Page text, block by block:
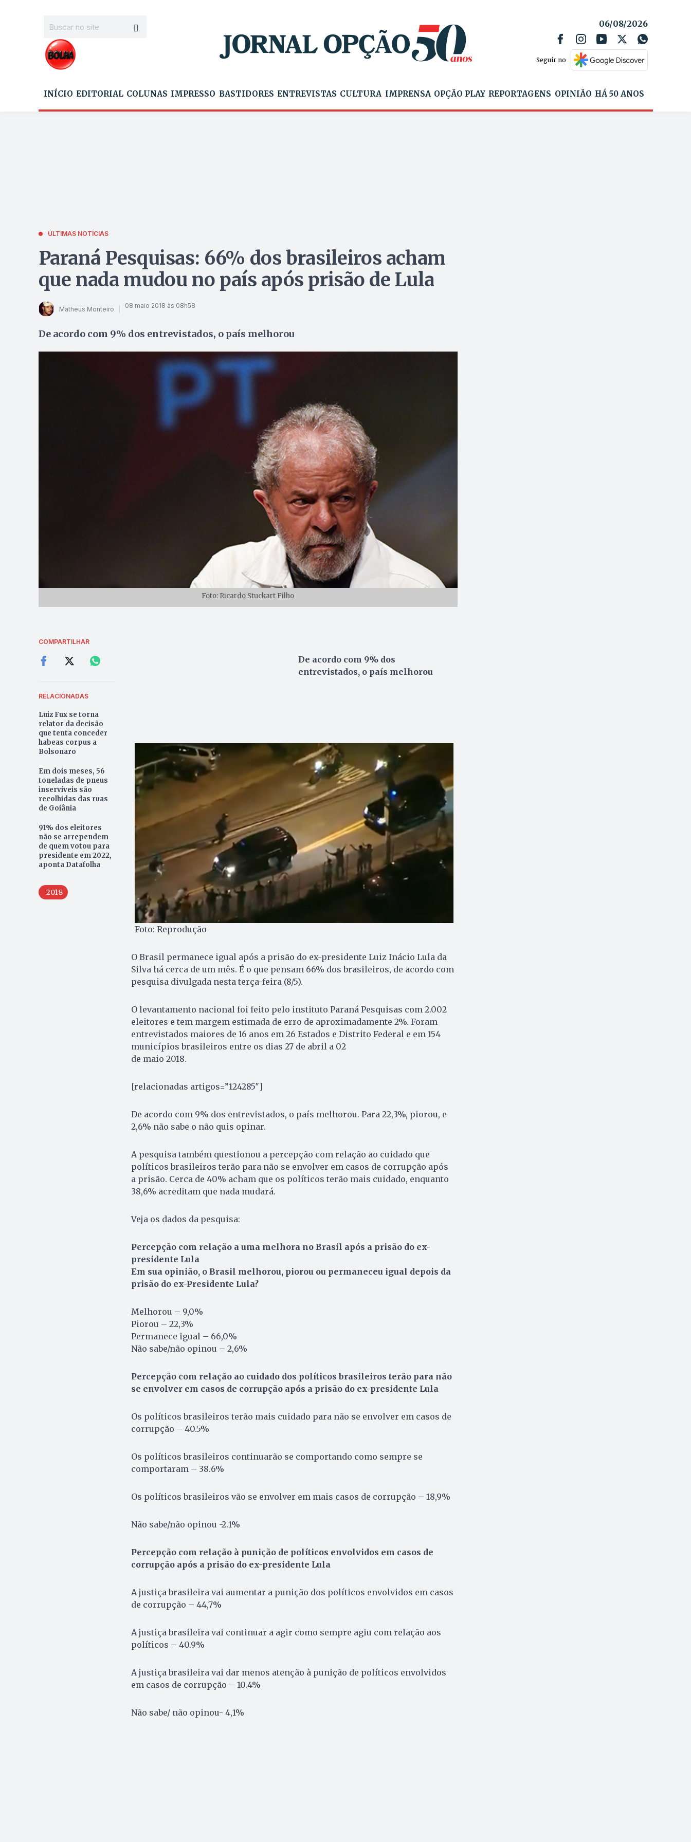
06/08/2026
Seguir no
INÍCIO EDITORIAL COLUNAS IMPRESSO BASTIDORES ENTREVISTAS CULTURA IMPRENSA OPÇÃO PLAY REPORTAGENS OPINIÃO HÁ 50 ANOS
ÚLTIMAS NOTÍCIAS
Paraná Pesquisas: 66% dos brasileiros acham
que nada mudou no país após prisão de Lula
Matheus Monteiro 08 maio 2018 às 08h58
De acordo com 9% dos entrevistados, o país melhorou
Foto: Ricardo Stuckart Filho
COMPARTILHAR
RELACIONADAS
Luiz Fux se torna
relator da decisão
que tenta conceder
habeas corpus a
Bolsonaro
Em dois meses, 56
toneladas de pneus
inservíveis são
recolhidas das ruas
de Goiânia
91% dos eleitores
não se arrependem
de quem votou para
presidente em 2022,
aponta Datafolha
2018
De acordo com 9% dos
entrevistados, o país melhorou
Foto: Reprodução
O Brasil permanece igual após a prisão do ex-presidente Luiz Inácio Lula da
Silva há cerca de um mês. É o que pensam 66% dos brasileiros, de acordo com
pesquisa divulgada nesta terça-feira (8/5).
O levantamento nacional foi feito pelo instituto Paraná Pesquisas com 2.002
eleitores e tem margem estimada de erro de aproximadamente 2%. Foram
entrevistados maiores de 16 anos em 26 Estados e Distrito Federal e em 154
municípios brasileiros entre os dias 27 de abril a 02
de maio 2018.
[relacionadas artigos=”124285″]
De acordo com 9% dos entrevistados, o país melhorou. Para 22,3%, piorou, e
2,6% não sabe o não quis opinar.
A pesquisa também questionou a percepção com relação ao cuidado que
políticos brasileiros terão para não se envolver em casos de corrupção após
a prisão. Cerca de 40% acham que os políticos terão mais cuidado, enquanto
38,6% acreditam que nada mudará.
Veja os dados da pesquisa:
Percepção com relação a uma melhora no Brasil após a prisão do ex-
presidente Lula
Em sua opinião, o Brasil melhorou, piorou ou permaneceu igual depois da
prisão do ex-Presidente Lula?
Melhorou – 9,0%
Piorou – 22,3%
Permanece igual – 66,0%
Não sabe/não opinou – 2,6%
Percepção com relação ao cuidado dos políticos brasileiros terão para não
se envolver em casos de corrupção após a prisão do ex-presidente Lula
Os políticos brasileiros terão mais cuidado para não se envolver em casos de
corrupção – 40.5%
Os políticos brasileiros continuarão se comportando como sempre se
comportaram – 38.6%
Os políticos brasileiros vão se envolver em mais casos de corrupção – 18,9%
Não sabe/não opinou -2.1%
Percepção com relação à punição de políticos envolvidos em casos de
corrupção após a prisão do ex-presidente Lula
A justiça brasileira vai aumentar a punição dos políticos envolvidos em casos
de corrupção – 44,7%
A justiça brasileira vai continuar a agir como sempre agiu com relação aos
políticos – 40.9%
A justiça brasileira vai dar menos atenção à punição de políticos envolvidos
em casos de corrupção – 10.4%
Não sabe/ não opinou- 4,1%